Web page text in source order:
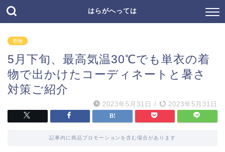
はらがへっては
着物
5月下旬、最高気温30℃でも単衣の着
物で出かけたコーディネートと暑さ
対策ご紹介
2023年5月31日 / 2023年5月31日
記事内に商品プロモーションを含む場合があります